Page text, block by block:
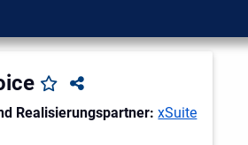
Realisierungspartner: xSuite